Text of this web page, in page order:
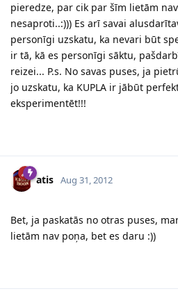
pieredze, par cik par šīm lietām
nesaproti..:))) Es arī savai
personīgi uzskatu, ka nevari būt
ir tā, kā es personīgi sāktu,
reizei... P.s. No savas puses, ja
jo uzskatu, ka KUPLA ir jābūt
eksperimentēt!!!
atis Aug 31, 2012
Bet, ja paskatās no otras puses,
lietām nav poņa, bet es daru :))